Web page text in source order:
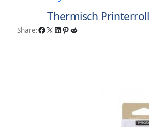
Thermisch
Share:Facebook X LinkedIn Pinterest Reddit